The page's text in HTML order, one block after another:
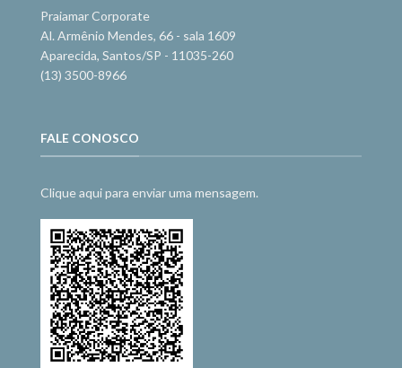
Praiamar Corporate
Al. Armênio Mendes, 66 - sala 1609
Aparecida, Santos/SP - 11035-260
(13) 3500-8966
FALE CONOSCO
Clique aqui para enviar uma mensagem.